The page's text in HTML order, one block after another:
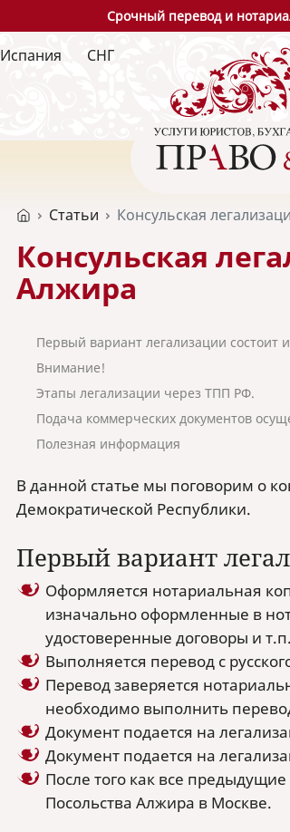
Срочный перевод и
Испания СНГ
Статьи Консульская
Консульская
Алжира
Первый вариант легализации состоит
Внимание!
Этапы легализации через ТПП РФ.
Подача коммерческих документов
Полезная информация
В данной статье мы поговорим о
Демократической Республики.
Первый вариант
Оформляется нотариальная
изначально оформленные в
удостоверенные договоры и т.п.
Выполняется перевод с
Перевод заверяется
необходимо выполнить
Документ подается на
Документ подается на
После того как все
Посольства Алжира в Москве.